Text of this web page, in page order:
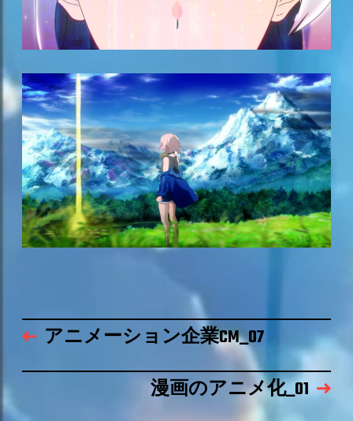
アニメーション企業CM_07
漫画のアニメ化_01